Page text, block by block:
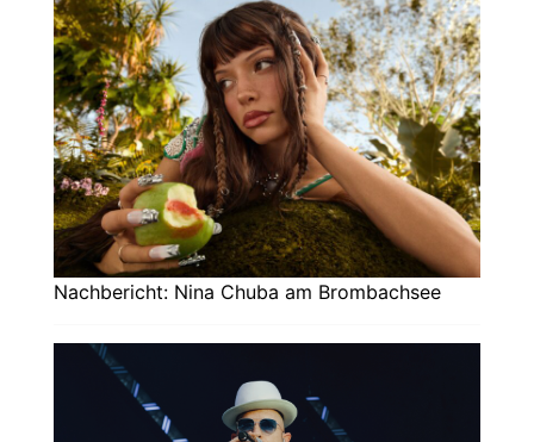
Nachbericht: Nina Chuba am Brombachsee